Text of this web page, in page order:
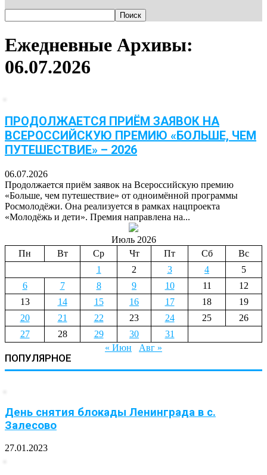
Ежедневные Архивы:
06.07.2026
ПРОДОЛЖАЕТСЯ ПРИЁМ ЗАЯВОК НА
ВСЕРОССИЙСКУЮ ПРЕМИЮ «БОЛЬШЕ, ЧЕМ
ПУТЕШЕСТВИЕ» – 2026
06.07.2026
Продолжается приём заявок на Всероссийскую премию
«Больше, чем путешествие» от одноимённой программы
Росмолодёжи. Она реализуется в рамках нацпроекта
«Молодёжь и дети». Премия направлена на...
Июль 2026
Пн
Вт Ср Чт Пт Сб
Вс
1
2 3 4
5
6
7 8 9 10 11
12
13
14 15 16 17 18
19
20
21 22 23 24 25
26
27
28 29 30
31
« Июн
Авг »
ПОПУЛЯРНОЕ
День снятия блокады Ленинграда в с.
Залесово
27.01.2023